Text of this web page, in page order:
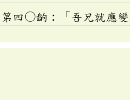
四〇齣：「吾兄就應